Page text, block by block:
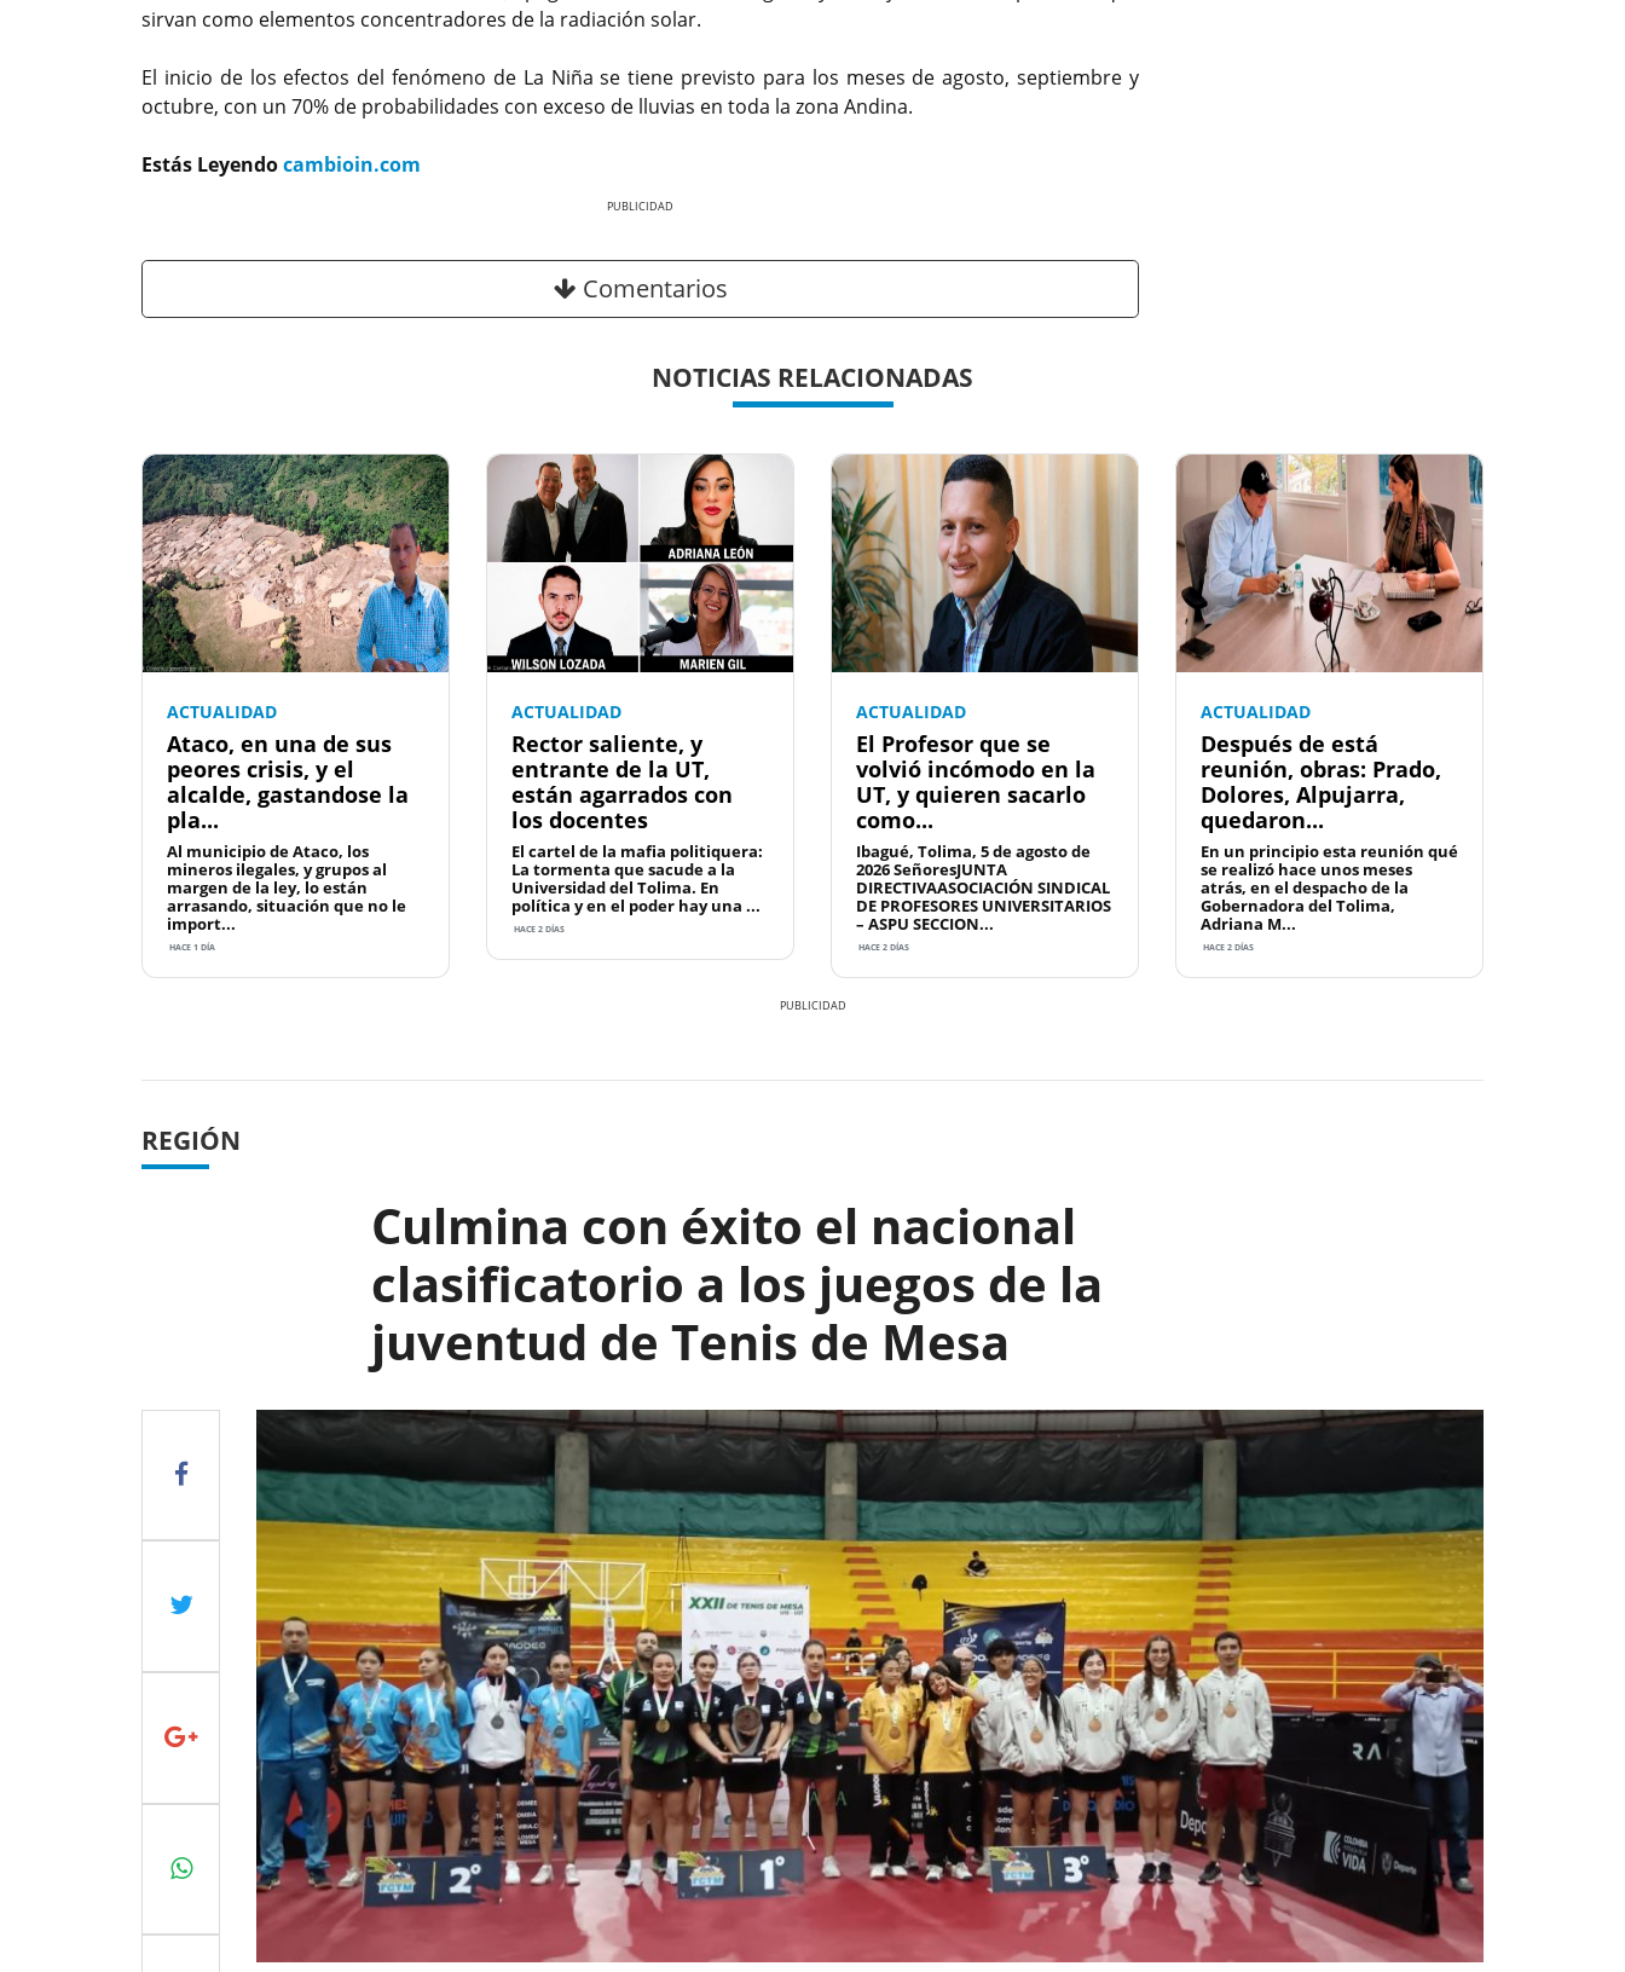
sirvan como elementos concentradores de la radiación solar.
El inicio de los efectos del fenómeno de La Niña se tiene previsto para los meses de agosto, septiembre y
octubre, con un 70% de probabilidades con exceso de lluvias en toda la zona Andina.
Estás Leyendocambioin.com
Comentarios
NOTICIAS RELACIONADAS
ACTUALIDAD
Ataco, en una de sus
peores crisis, y el
alcalde, gastandose la
pla...
Al municipio de Ataco, los
mineros ilegales, y grupos al
margen de la ley, lo están
arrasando, situación que no le
import...
HACE 1 DÍA
ACTUALIDAD
Rector saliente, y
entrante de la UT,
están agarrados con
los docentes
El cartel de la mafia politiquera:
La tormenta que sacude a la
Universidad del Tolima. En
política y en el poder hay una ...
HACE 2 DÍAS
ACTUALIDAD
El Profesor que se
volvió incómodo en la
UT, y quieren sacarlo
como...
Ibagué, Tolima, 5 de agosto de
2026 SeñoresJUNTA
DIRECTIVAASOCIACIÓN SINDICAL
DE PROFESORES UNIVERSITARIOS
– ASPU SECCION...
HACE 2 DÍAS
ACTUALIDAD
Después de está
reunión, obras: Prado,
Dolores, Alpujarra,
quedaron...
En un principio esta reunión qué
se realizó hace unos meses
atrás, en el despacho de la
Gobernadora del Tolima,
Adriana M...
HACE 2 DÍAS
REGIÓN
Culmina con éxito el nacional
clasificatorio a los juegos de la
juventud de Tenis de Mesa